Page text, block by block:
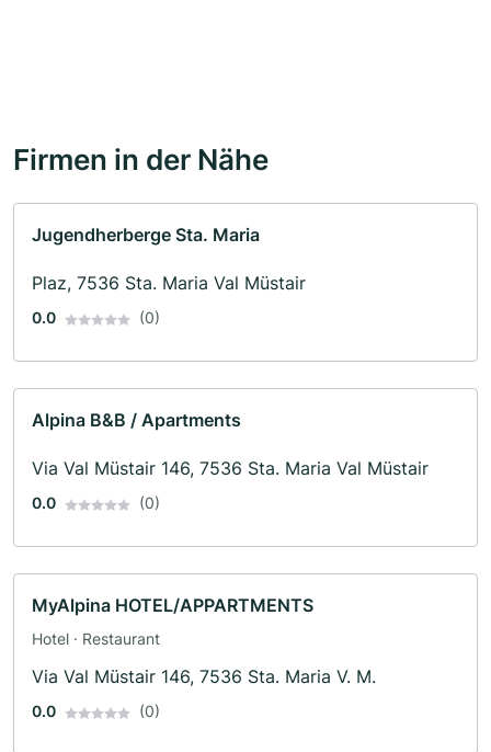
Firmen in der Nähe
Jugendherberge Sta. Maria
Plaz, 7536 Sta. Maria Val Müstair
0.0 (0)
Alpina B&B / Apartments
Via Val Müstair 146, 7536 Sta. Maria Val Müstair
0.0 (0)
MyAlpina HOTEL/APPARTMENTS
Hotel · Restaurant
Via Val Müstair 146, 7536 Sta. Maria V. M.
0.0 (0)